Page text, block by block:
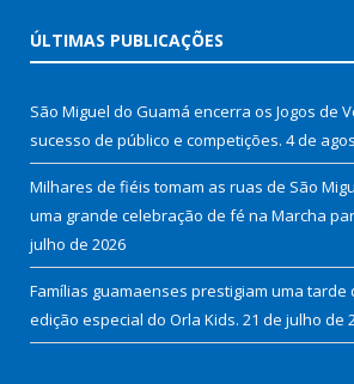
ÚLTIMAS PUBLICAÇÕES
São Miguel do Guamá encerra os Jogos de
sucesso de público e competições. 4 de
Milhares de fiéis tomam as ruas de São
uma grande celebração de fé na Marcha
julho de 2026
Famílias guamaenses prestigiam uma tarde
edição especial do Orla Kids. 21 de julho de